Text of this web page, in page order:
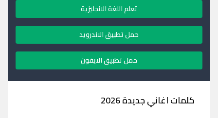
تعلم اللغة الانجليزية
حمل تطبيق الاندرويد
حمل تطبيق الايفون
كلمات اغاني جديدة 2026